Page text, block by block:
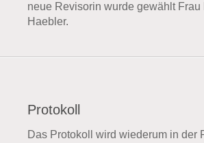
neue Revisorin wurde gewählt Frau
Haebler.
Protokoll
Das Protokoll wird wiederum in der